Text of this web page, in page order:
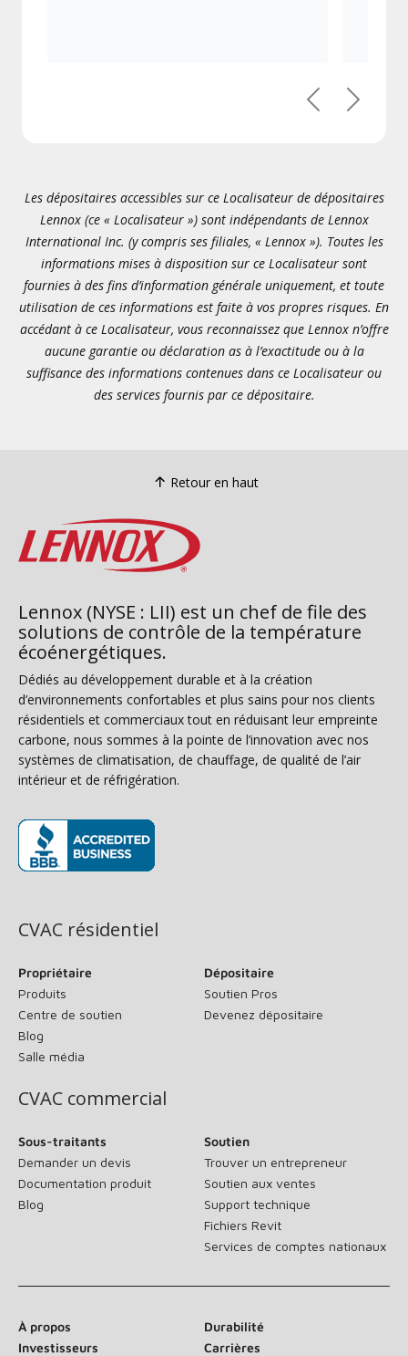
PrécédentSuivant
Les dépositaires accessibles sur ce Localisateur de dépositaires
Lennox (ce « Localisateur ») sont indépendants de Lennox
International Inc. (y compris ses filiales, « Lennox »). Toutes les
informations mises à disposition sur ce Localisateur sont
fournies à des fins d’information générale uniquement, et toute
utilisation de ces informations est faite à vos propres risques. En
accédant à ce Localisateur, vous reconnaissez que Lennox n’offre
aucune garantie ou déclaration as à l’exactitude ou à la
suffisance des informations contenues dans ce Localisateur ou
des services fournis par ce dépositaire.
Retour en haut
Lennox (NYSE : LII) est un chef de file des
solutions de contrôle de la température
écoénergétiques.
Dédiés au développement durable et à la création
d’environnements confortables et plus sains pour nos clients
résidentiels et commerciaux tout en réduisant leur empreinte
carbone, nous sommes à la pointe de l’innovation avec nos
systèmes de climatisation, de chauffage, de qualité de l’air
intérieur et de réfrigération.
CVAC résidentiel
Propriétaire
Produits
Centre de soutien
Blog
Salle média
Dépositaire
Soutien Pros
Devenez dépositaire
CVAC commercial
Sous-traitants
Demander un devis
Documentation produit
Blog
Soutien
Trouver un entrepreneur
Soutien aux ventes
Support technique
Fichiers Revit
Services de comptes nationaux
À propos
Durabilité
Investisseurs
Carrières